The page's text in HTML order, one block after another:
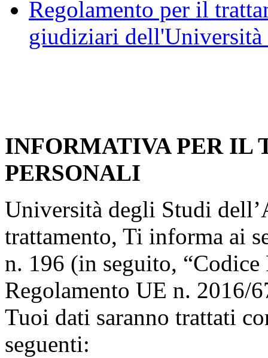
Regolamento per il
giudiziari
INFORMATIVA PER IL
PERSONALI
Università degli Studi
trattamento, Ti informa ai
n. 196 (in seguito, “Codice
Regolamento UE n. 2016/
Tuoi dati saranno trattati
seguenti: